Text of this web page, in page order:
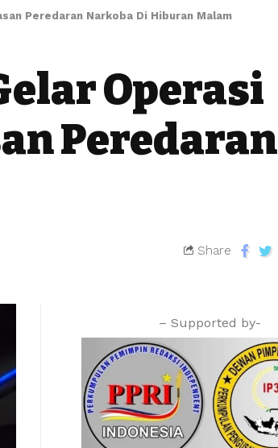
Peredaran Narkoba Di Hiburan Malam
Operasi
Peredaran
Share
– Supported by-